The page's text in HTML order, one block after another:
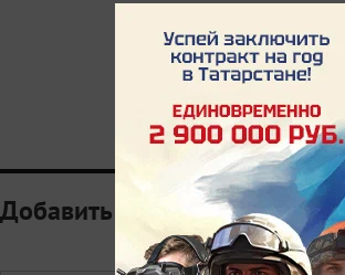
Добавить комментарий